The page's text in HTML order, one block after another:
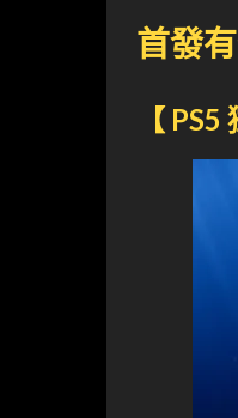
首發
【